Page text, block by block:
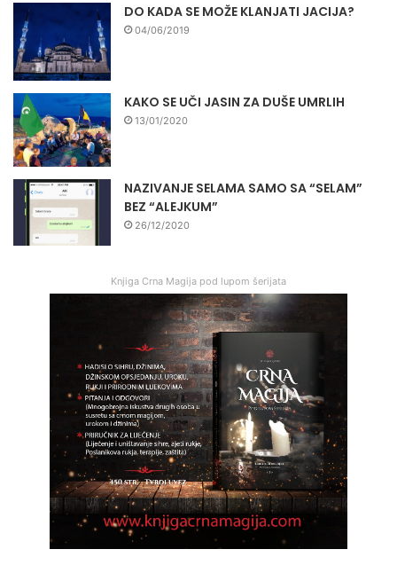
DO KADA SE MOŽE KLANJATI JACIJA?
04/06/2019
KAKO SE UČI JASIN ZA DUŠE UMRLIH
13/01/2020
NAZIVANJE SELAMA SAMO SA “SELAM”
BEZ “ALEJKUM”
26/12/2020
Knjiga Crna Magija pod lupom šerijata